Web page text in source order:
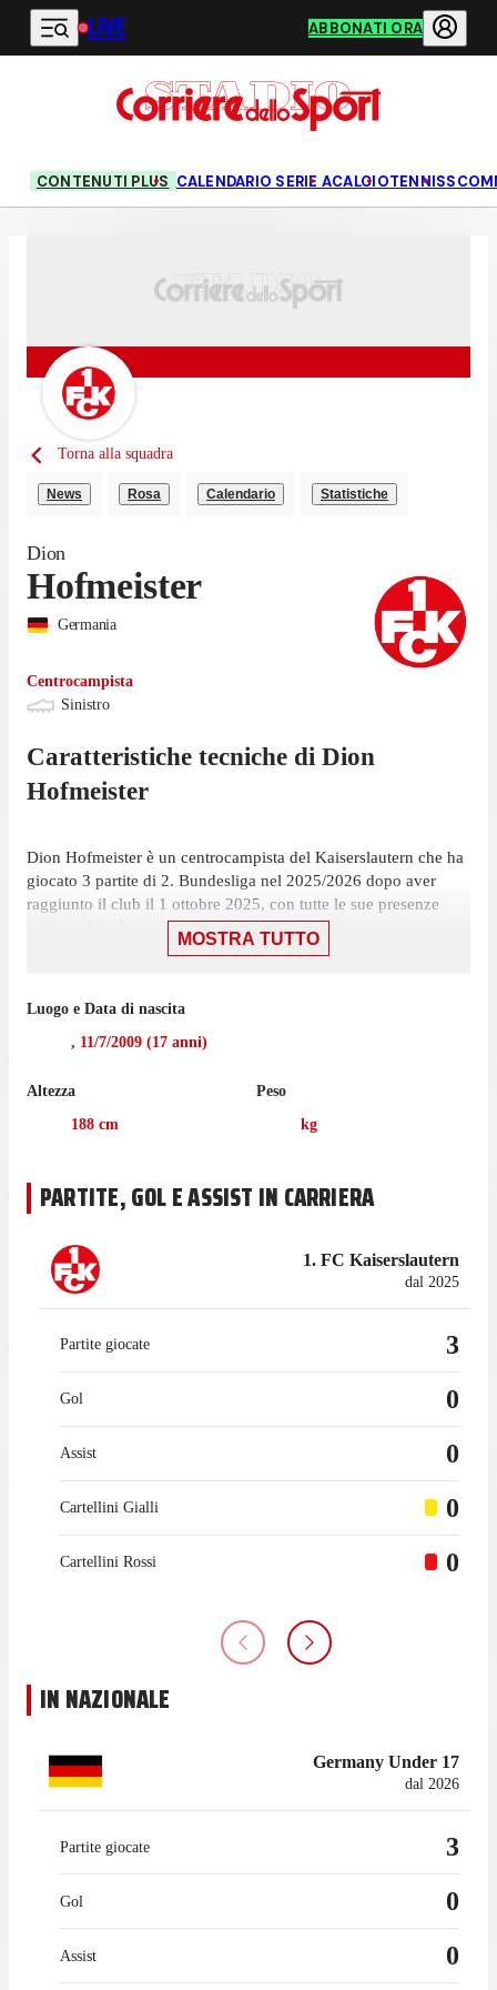
Vai al contenuto principale
LIVE ABBONATI ORA
CONTENUTI PLUS CALENDARIO SERIE ACALCIOTENNIS
Torna alla squadra
News Rosa Calendario Statistiche
Dion
Hofmeister
Germania
Centrocampista
Sinistro
Caratteristiche tecniche di Dion
Hofmeister
Dion Hofmeister è un centrocampista del Kaiserslautern che ha
giocato 3 partite di 2. Bundesliga nel 2025/2026 dopo aver
raggiunto il club il 1 ottobre 2025, con tutte le sue presenze
arrivate da subentrato.
Kaiserslautern contro l'Arminia Bielefeld, nella vittoria per 2-0.
Il 23 novembre 2025 Hofmeister ha debuttato in 2. Bundesliga,
Bundesliga, ha collezionato 3 partite, senza gol e senza assist.
MOSTRA TUTTO
Luogo e Data di nascita
, 11/7/2009 (17 anni)
Altezza
188 cm
Peso
kg
PARTITE, GOL E ASSIST IN CARRIERA
1. FC Kaiserslautern
dal 2025
Partite giocate 3
Gol 0
Assist 0
Cartellini Gialli 0
Cartellini Rossi 0
IN NAZIONALE
Germany Under 17
dal 2026
Partite giocate 3
Gol 0
Assist 0